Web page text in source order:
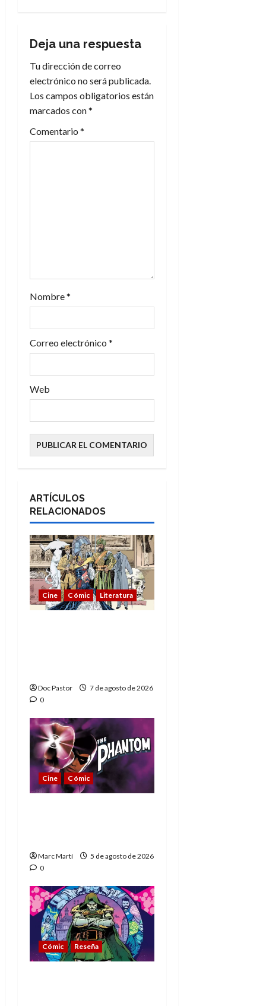
c
i
ó
n
d
a
d
a
s
Deja una respuesta
Tu dirección de correo
electrónico no será publicada.
Los campos obligatorios están
marcados con*
Comentario *
Nombre*
Correo electrónico *
Web
ARTÍCULOS
RELACIONADOS
Cine Cómic Literatura
Doc Pastor
7 de agosto de 2026
0
Cine Cómic
Marc Martí
5 de agosto de 2026
0
Cómic Reseña